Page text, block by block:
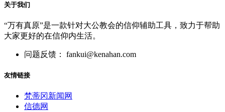
关于我们
“万有真原”是一款针对大公教会的信仰辅助工具，致力于帮助
大家更好的在信仰内生活。
问题反馈： fankui@kenahan.com
友情链接
梵蒂冈新闻网
信德网